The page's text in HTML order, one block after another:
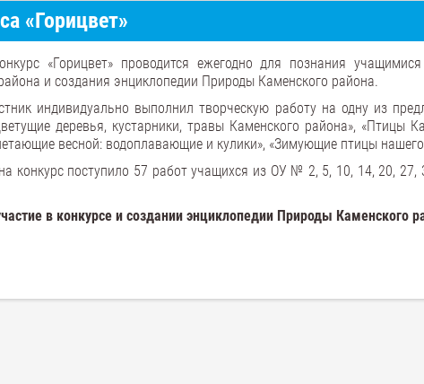
«Горицвет»
«Горицвет» проводится ежегодно для познания
и создания энциклопедии Природы Каменского района.
индивидуально выполнил творческую работу на одну из
деревья, кустарники, травы Каменского района», «Птицы
весной: водоплавающие и кулики», «Зимующие птицы
конкурс поступило 57 работ учащихся из ОУ № 2, 5, 10, 14, 20, 27,
в конкурсе и создании энциклопедии Природы Каменского